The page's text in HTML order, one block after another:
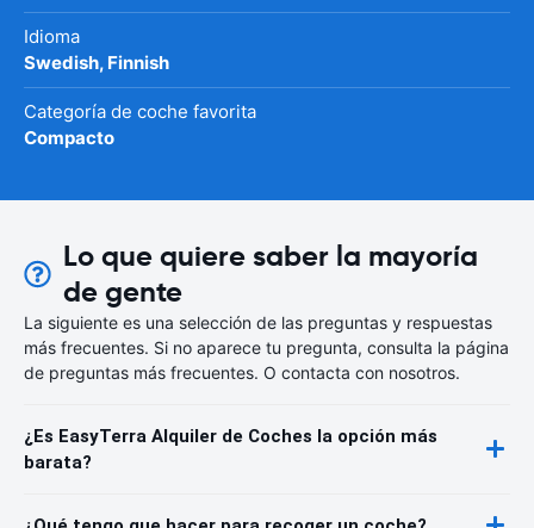
Idioma
Swedish, Finnish
Categoría de coche favorita
Compacto
Lo que quiere saber la mayoría
de gente
La siguiente es una selección de las preguntas y respuestas
más frecuentes. Si no aparece tu pregunta, consulta la página
de preguntas más frecuentes. O contacta con nosotros.
¿Es EasyTerra Alquiler de Coches la opción más
barata?